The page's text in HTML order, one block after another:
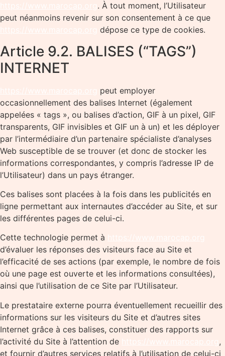
. À tout moment, l’Utilisateur
peut néanmoins revenir sur son consentement à ce que
dépose ce type de cookies.
Article 9.2. BALISES (“TAGS”)
INTERNET
peut employer
occasionnellement des balises Internet (également
appelées « tags », ou balises d’action, GIF à un pixel, GIF
transparents, GIF invisibles et GIF un à un) et les déployer
par l’intermédiaire d’un partenaire spécialiste d’analyses
Web susceptible de se trouver (et donc de stocker les
informations correspondantes, y compris l’adresse IP de
l’Utilisateur) dans un pays étranger.
Ces balises sont placées à la fois dans les publicités en
ligne permettant aux internautes d’accéder au Site, et sur
les différentes pages de celui-ci.
Cette technologie permet à
d’évaluer les réponses des visiteurs face au Site et
l’efficacité de ses actions (par exemple, le nombre de fois
où une page est ouverte et les informations consultées),
ainsi que l’utilisation de ce Site par l’Utilisateur.
Le prestataire externe pourra éventuellement recueillir des
informations sur les visiteurs du Site et d’autres sites
Internet grâce à ces balises, constituer des rapports sur
l’activité du Site à l’attention de
,
et fournir d’autres services relatifs à l’utilisation de celui-ci